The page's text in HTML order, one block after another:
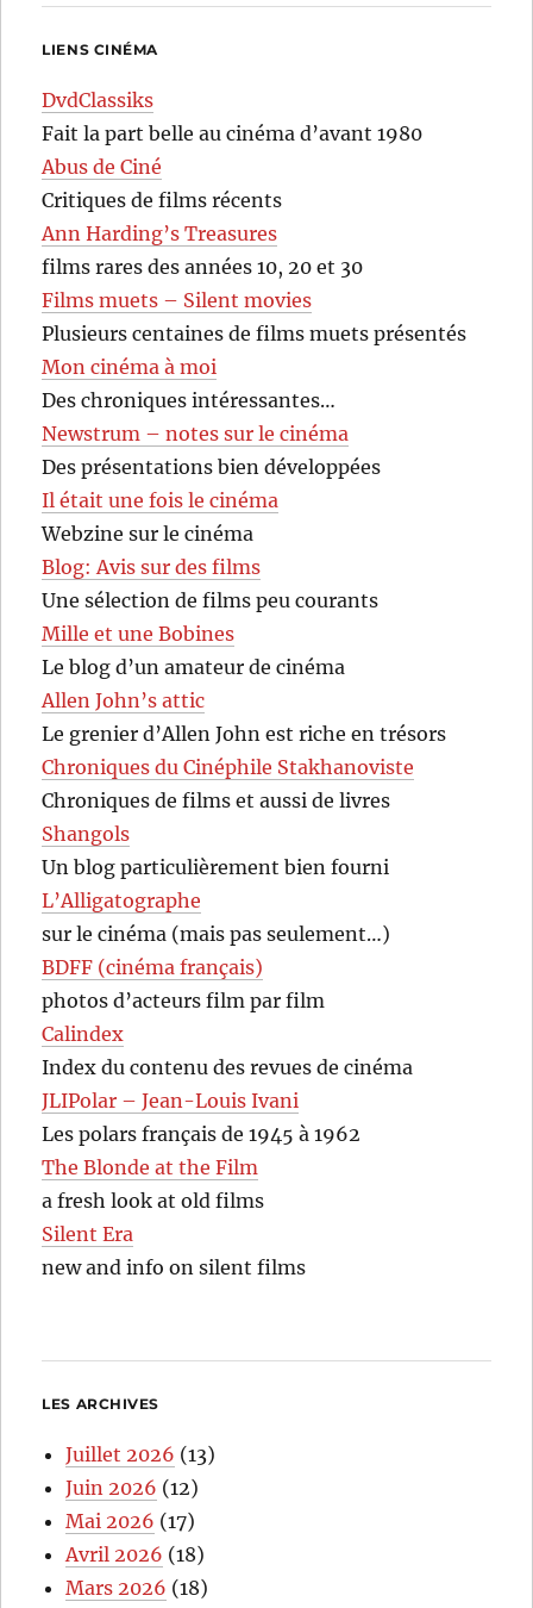
LIENS CINÉMA
DvdClassiks
Fait la part belle au cinéma d’avant 1980
Abus de Ciné
Critiques de films récents
Ann Harding’s Treasures
films rares des années 10, 20 et 30
Films muets – Silent movies
Plusieurs centaines de films muets présentés
Mon cinéma à moi
Des chroniques intéressantes…
Newstrum – notes sur le cinéma
Des présentations bien développées
Il était une fois le cinéma
Webzine sur le cinéma
Blog: Avis sur des films
Une sélection de films peu courants
Mille et une Bobines
Le blog d’un amateur de cinéma
Allen John’s attic
Le grenier d’Allen John est riche en trésors
Chroniques du Cinéphile Stakhanoviste
Chroniques de films et aussi de livres
Shangols
Un blog particulièrement bien fourni
L’Alligatographe
sur le cinéma (mais pas seulement…)
BDFF (cinéma français)
photos d’acteurs film par film
Calindex
Index du contenu des revues de cinéma
JLIPolar – Jean-Louis Ivani
Les polars français de 1945 à 1962
The Blonde at the Film
a fresh look at old films
Silent Era
new and info on silent films
LES ARCHIVES
Juillet 2026 (13)
Juin 2026 (12)
Mai 2026 (17)
Avril 2026 (18)
Mars 2026 (18)